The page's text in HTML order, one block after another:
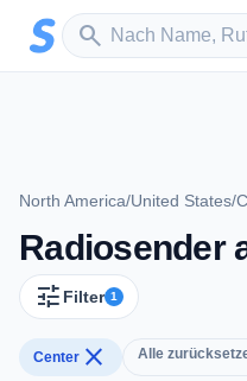
Zum Hauptinhalt springen
search
Sender suchen
North America/United States/
Radiosender
tune Filter 1
Center close Alle